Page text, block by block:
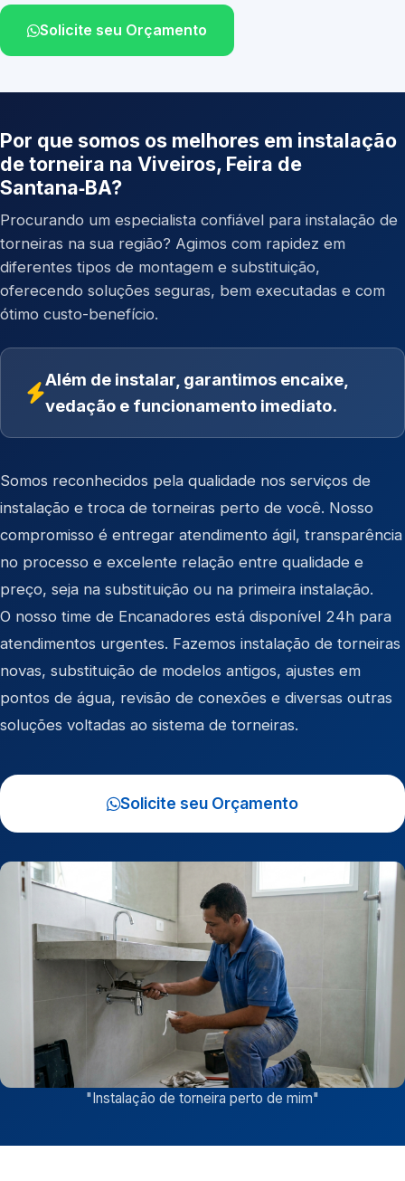
Solicite seu Orçamento
Por que somos os melhores em instalação
de torneira na Viveiros, Feira de
Santana‑BA?
Procurando um especialista confiável para instalação de
torneiras na sua região? Agimos com rapidez em
diferentes tipos de montagem e substituição,
oferecendo soluções seguras, bem executadas e com
ótimo custo-benefício.
Além de instalar, garantimos encaixe,
vedação e funcionamento imediato.
Somos reconhecidos pela qualidade nos serviços de
instalação e troca de torneiras perto de você. Nosso
compromisso é entregar atendimento ágil, transparência
no processo e excelente relação entre qualidade e
preço, seja na substituição ou na primeira instalação.
O nosso time de Encanadores está disponível 24h para
atendimentos urgentes. Fazemos instalação de torneiras
novas, substituição de modelos antigos, ajustes em
pontos de água, revisão de conexões e diversas outras
soluções voltadas ao sistema de torneiras.
Solicite seu Orçamento
"Instalação de torneira perto de mim"